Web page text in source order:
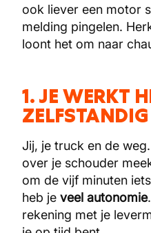
ook liever een motor
melding pingelen.
loont het om naar
1. JE WERKT
ZELFSTANDIG
Jij, je truck en de
over je schouder
om de vijf minuten
heb je veel autonomie
rekening met je